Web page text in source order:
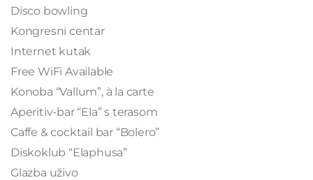
Disco bowling
Kongresni centar
Internet kutak
Free WiFi Available
Konoba “Vallum”, à la carte
Aperitiv-bar “Ela” s terasom
Caffe & cocktail bar “Bolero”
Diskoklub “Elaphusa”
Glazba uživo